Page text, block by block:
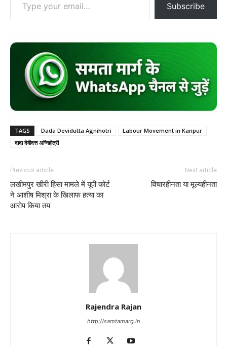
Subscribe
TAGS Dada Devidutta Agnihotri
Labour Movement in Kanpur
दादा देवीदत्त अग्निहोत्री
Previous article
लखीमपुर खीरी हिंसा मामले में यूपी कोर्ट
ने आशीष मिश्रा के खिलाफ हत्या का
आरोप किया तय
Next article
विचारहीनता या मूल्यहीनता
Rajendra Rajan
http://samtamarg.in